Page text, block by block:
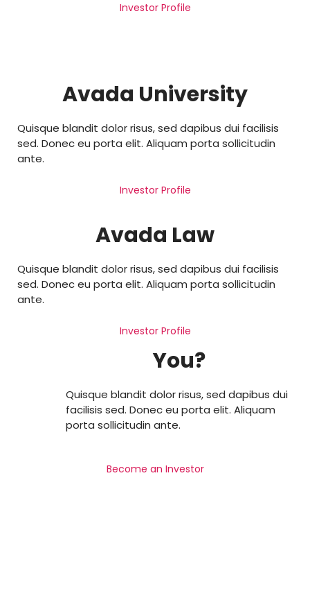
Investor Profile
Avada University
Quisque blandit dolor risus, sed dapibus dui facilisis
sed. Donec eu porta elit. Aliquam porta sollicitudin
ante.
Investor Profile
Avada Law
Quisque blandit dolor risus, sed dapibus dui facilisis
sed. Donec eu porta elit. Aliquam porta sollicitudin
ante.
Investor Profile
You?
Quisque blandit dolor risus, sed dapibus dui
facilisis sed. Donec eu porta elit. Aliquam
porta sollicitudin ante.
Become an Investor